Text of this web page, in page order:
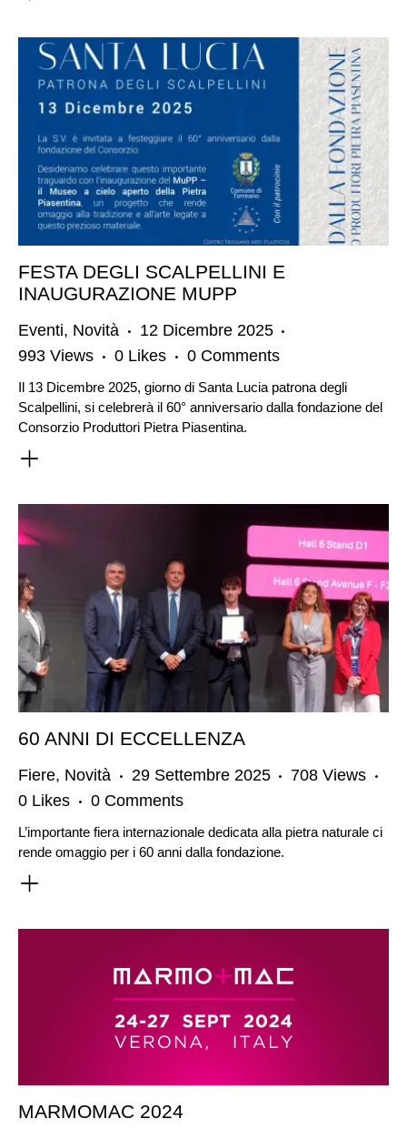
FESTA DEGLI SCALPELLINI E
INAUGURAZIONE MUPP
Eventi, Novità
12 Dicembre 2025
993 Views 0 Likes 0 Comments
Il 13 Dicembre 2025, giorno di Santa Lucia patrona degli
Scalpellini, si celebrerà il 60° anniversario dalla fondazione del
Consorzio Produttori Pietra Piasentina.
60 ANNI DI ECCELLENZA
Fiere, Novità 29 Settembre 2025 708 Views
0 Likes 0 Comments
L’importante fiera internazionale dedicata alla pietra naturale ci
rende omaggio per i 60 anni dalla fondazione.
MARMOMAC 2024